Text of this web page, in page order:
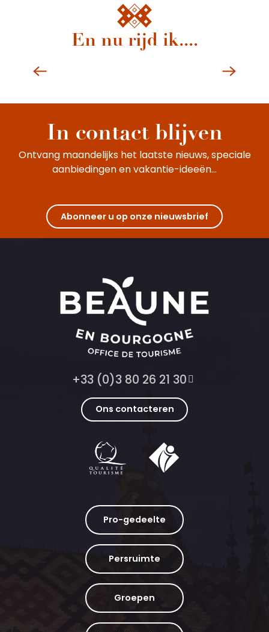
En nu rijd ik....
In contact blijven
Ontvang maandelijks het laatste nieuws, speciale
aanbiedingen en vakantie-ideeën...
Abonneer u op onze nieuwsbrief
+33 (0)3 80 26 21 30
Ons contacteren
Pro-gedeelte
Persruimte
Groepen